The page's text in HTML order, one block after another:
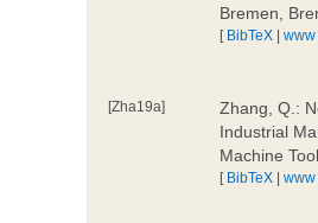
Bremen,
[ BibTeX |www
[Zha19a]
Zhang, Q.:
Industrial
Machine
[ BibTeX |www